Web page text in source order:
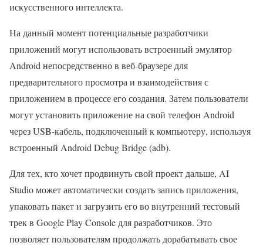
искусственного интеллекта.
На данный момент потенциальные разработчики
приложений могут использовать встроенный эмулятор
Android непосредственно в веб-браузере для
предварительного просмотра и взаимодействия с
приложением в процессе его создания. Затем пользователи
могут установить приложение на свой телефон Android
через USB-кабель, подключенный к компьютеру, используя
встроенный Android Debug Bridge (adb).
Для тех, кто хочет продвинуть свой проект дальше, AI
Studio может автоматически создать запись приложения,
упаковать пакет и загрузить его во внутренний тестовый
трек в Google Play Console для разработчиков. Это
позволяет пользователям продолжать дорабатывать свое